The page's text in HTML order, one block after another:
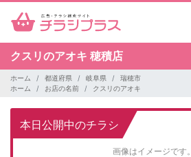
クスリのアオキ 穂積店
ホーム 都道府県 岐阜県
瑞穂市
ホーム
お店の名前 クスリのアオキ
本日公開中のチラシ
画像はイメージです。